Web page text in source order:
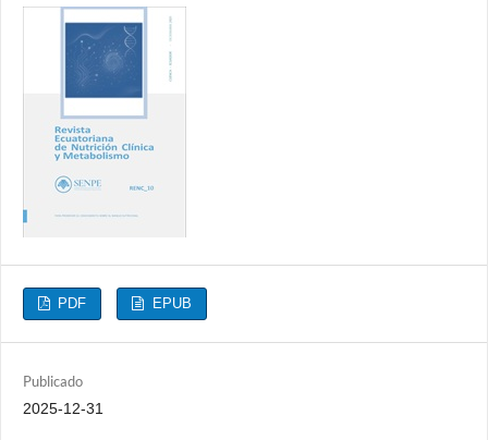
PDF EPUB
Publicado
2025-12-31